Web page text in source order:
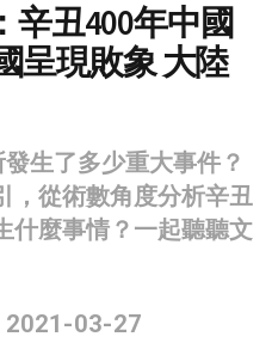
丑400年中國
呈現敗象 大陸
生了多少重大事件？
，從術數角度分析辛丑
什麼事情？一起聽聽文
2021-03-27